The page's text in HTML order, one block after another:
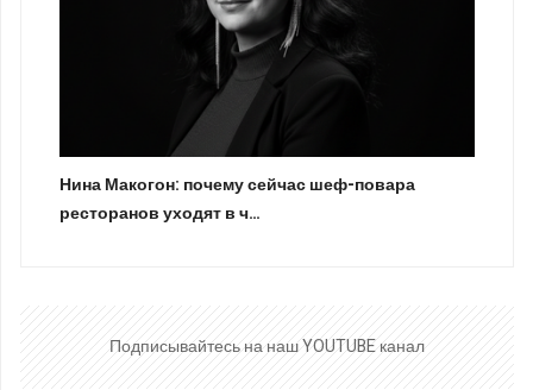
Нина Макогон: почему сейчас шеф-повара
ресторанов уходят в ч…
Подписывайтесь на наш YOUTUBE канал